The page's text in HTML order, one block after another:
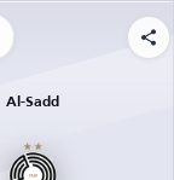
Al-Sadd